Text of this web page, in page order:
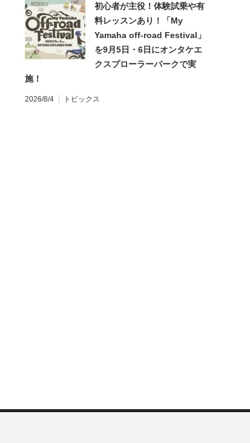
初心者が主役！体験試乗や有
料レッスンあり！「My
Yamaha off-road Festival」
を9月5日・6日にオンタケエ
クスプローラーパークで実
施！
2026/8/4 トピックス